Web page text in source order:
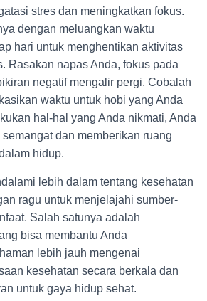
stres dan meningkatkan fokus.
dengan meluangkan waktu
hari untuk menghentikan aktivitas
Rasakan napas Anda, fokus pada
negatif mengalir pergi. Cobalah
waktu untuk hobi yang Anda
hal-hal yang Anda nikmati, Anda
dan memberikan ruang
hidup.
lebih dalam tentang kesehatan
ragu untuk menjelajahi sumber-
Salah satunya adalah
bisa membantu Anda
lebih jauh mengenai
kesehatan secara berkala dan
untuk gaya hidup sehat.